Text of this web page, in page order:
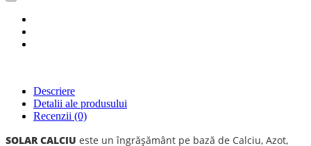
Descriere
Detalii ale produsului
Recenzii (0)
SOLAR CALCIU este un îngrăşământ pe bază de Calciu, Azot,